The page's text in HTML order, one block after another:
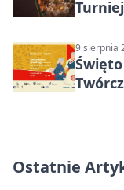
9 sierpnia
Ostatnie